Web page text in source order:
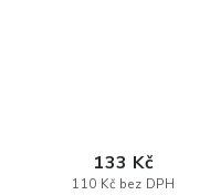
110 Kč bez DPH
133 Kč